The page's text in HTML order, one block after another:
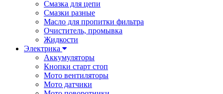
Смазка для цепи
Смазки разные
Масло для пропитки фильтра
Очиститель, промывка
Жидкости
Электрика
Аккумуляторы
Кнопки старт стоп
Мото вентиляторы
Мото датчики